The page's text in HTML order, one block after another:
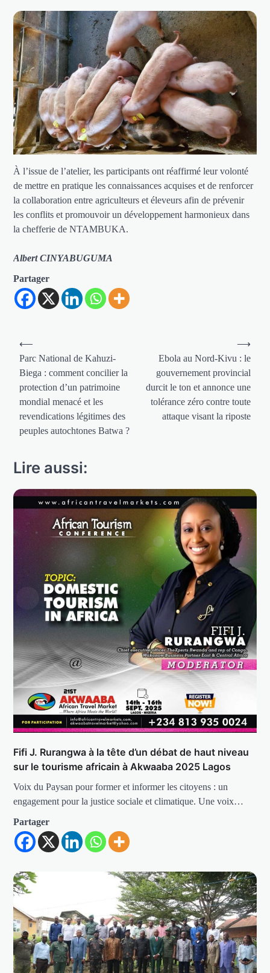
À l’issue de l’atelier, les participants ont réaffirmé leur volonté
de mettre en pratique les connaissances acquises et de renforcer
la collaboration entre agriculteurs et éleveurs afin de prévenir
les conflits et promouvoir un développement harmonieux dans
la chefferie de NTAMBUKA.
Albert CINYABUGUMA
Partager
Navigation
de
l’article
⟵
Parc National de Kahuzi-
Biega : comment concilier la
protection d’un patrimoine
mondial menacé et les
revendications légitimes des
peuples autochtones Batwa ?
Ebola au Nord-Kivu : le
gouvernement provincial
durcit le ton et annonce une
tolérance zéro contre toute
attaque visant la riposte
⟶
Lire aussi:
Fifi J. Rurangwa à la tête d’un débat de haut niveau
sur le tourisme africain à Akwaaba 2025 Lagos
Voix du Paysan pour former et informer les citoyens : un
engagement pour la justice sociale et climatique. Une voix…
Partager